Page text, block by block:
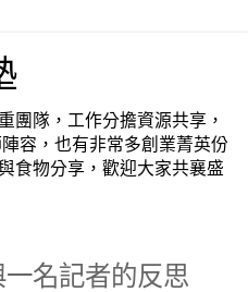
團隊，工作分擔資源共享，
容，也有非常多創業菁英份
食物分享，歡迎大家共襄盛
名記者的反思